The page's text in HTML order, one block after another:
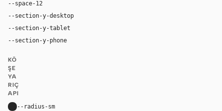
--space-12
--section-y-desktop
--section-y-tablet
--section-y-phone
KÖ
ŞE
YA
RIÇ
API
--radius-sm